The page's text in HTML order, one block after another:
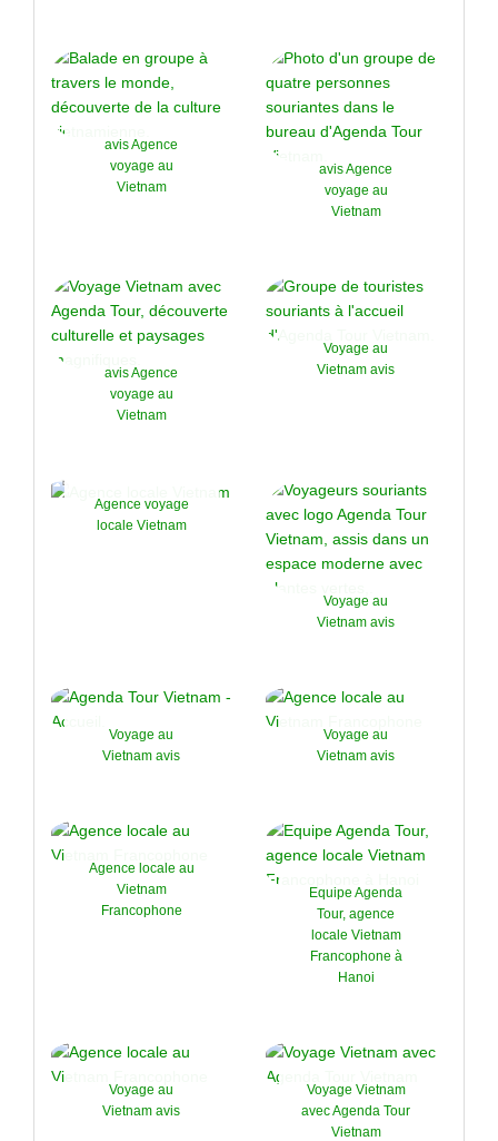
avis Agence
voyage au
Vietnam
avis Agence
voyage au
Vietnam
avis Agence
voyage au
Vietnam
Voyage au
Vietnam avis
Agence voyage
locale Vietnam
Voyage au
Vietnam avis
Voyage au
Vietnam avis
Voyage au
Vietnam avis
Agence locale au
Vietnam
Francophone
Equipe Agenda
Tour, agence
locale Vietnam
Francophone à
Hanoi
Voyage au
Vietnam avis
Voyage Vietnam
avec Agenda Tour
Vietnam